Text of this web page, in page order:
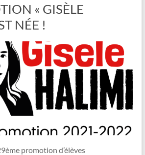
« GISÈLE
NÉE !
promotion d’élèves